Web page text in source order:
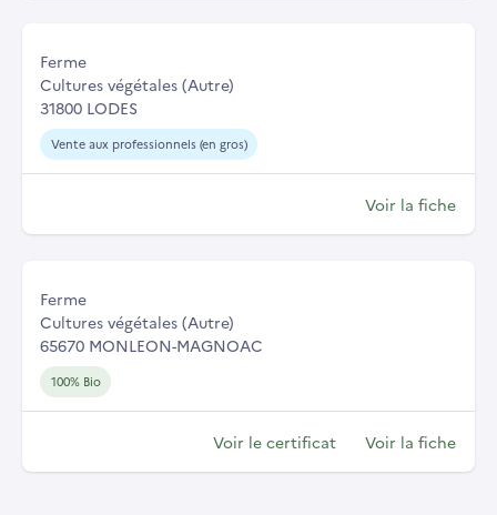
Ferme
Cultures végétales (Autre)
31800 LODES
Vente aux professionnels (en gros)
Voir la fiche
Ferme
Cultures végétales (Autre)
65670 MONLEON-MAGNOAC
100% Bio
Voir le certificat Voir la fiche